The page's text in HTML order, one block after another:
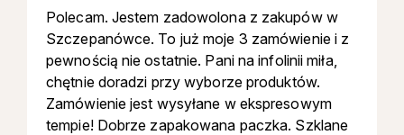
Polecam. Jestem zadowolona z zakupów w
Szczepanówce. To już moje 3 zamówienie i z
pewnością nie ostatnie. Pani na infolinii miła,
chętnie doradzi przy wyborze produktów.
Zamówienie jest wysyłane w ekspresowym
tempie! Dobrze zapakowana paczka. Szklane